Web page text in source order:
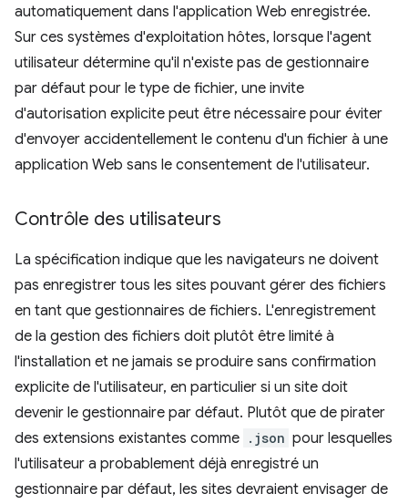
automatiquement dans l'application Web enregistrée.
Sur ces systèmes d'exploitation hôtes, lorsque l'agent
utilisateur détermine qu'il n'existe pas de gestionnaire
par défaut pour le type de fichier, une invite
d'autorisation explicite peut être nécessaire pour éviter
d'envoyer accidentellement le contenu d'un fichier à une
application Web sans le consentement de l'utilisateur.
Contrôle des utilisateurs
La spécification indique que les navigateurs ne doivent
pas enregistrer tous les sites pouvant gérer des fichiers
en tant que gestionnaires de fichiers. L'enregistrement
de la gestion des fichiers doit plutôt être limité à
l'installation et ne jamais se produire sans confirmation
explicite de l'utilisateur, en particulier si un site doit
devenir le gestionnaire par défaut. Plutôt que de pirater
des extensions existantes comme .json pour lesquelles
l'utilisateur a probablement déjà enregistré un
gestionnaire par défaut, les sites devraient envisager de